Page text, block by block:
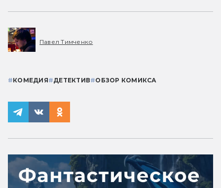
Павел Тимченко
#КОМЕДИЯ#ДЕТЕКТИВ#ОБЗОР КОМИКСА